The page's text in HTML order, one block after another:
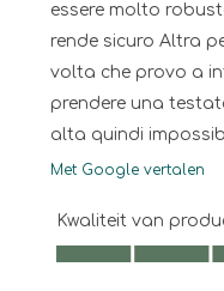
essere molto
rende sicuro Altra
volta che provo a
prendere una
alta quindi
Met Google vertalen
Kwaliteit van
Kwaliteit van